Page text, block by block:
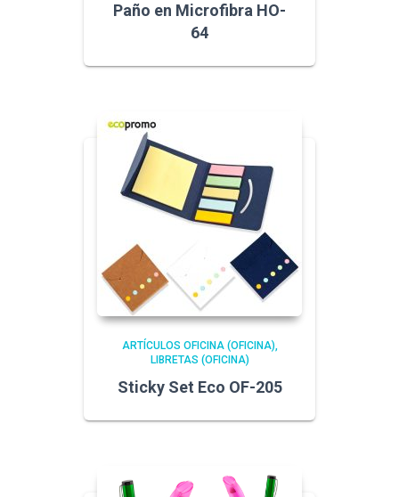
Paño en Microfibra HO-
64
ARTÍCULOS OFICINA (OFICINA)
LIBRETAS (OFICINA)
Sticky Set Eco OF-205